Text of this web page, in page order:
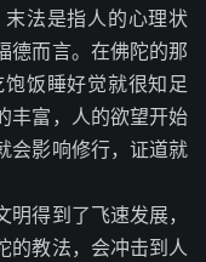
法是指人的心理状
德而言。在佛陀的那
饭睡好觉就很知足
丰富，人的欲望开始
会影响修行，证道就
得到了飞速发展，
的教法，会冲击到人